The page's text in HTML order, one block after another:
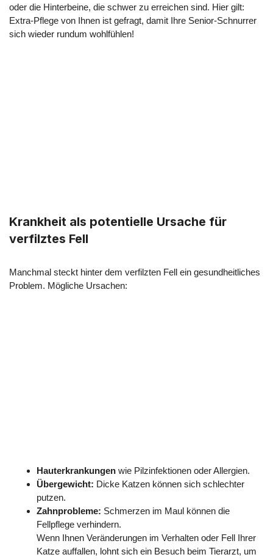
oder die Hinterbeine, die schwer zu erreichen sind. Hier gilt:
Extra-Pflege von Ihnen ist gefragt, damit Ihre Senior-Schnurrer
sich wieder rundum wohlfühlen!
Krankheit als potentielle Ursache für
verfilztes Fell
Manchmal steckt hinter dem verfilzten Fell ein gesundheitliches
Problem. Mögliche Ursachen:
Hauterkrankungen wie Pilzinfektionen oder Allergien.
Übergewicht: Dicke Katzen können sich schlechter
putzen.
Zahnprobleme: Schmerzen im Maul können die
Fellpflege verhindern.
Wenn Ihnen Veränderungen im Verhalten oder Fell Ihrer
Katze auffallen, lohnt sich ein Besuch beim Tierarzt, um